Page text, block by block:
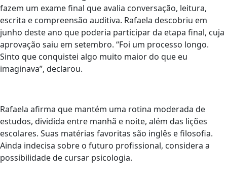
fazem um exame final que avalia conversação, leitura,
escrita e compreensão auditiva. Rafaela descobriu em
junho deste ano que poderia participar da etapa final, cuja
aprovação saiu em setembro. “Foi um processo longo.
Sinto que conquistei algo muito maior do que eu
imaginava”, declarou.
Rafaela afirma que mantém uma rotina moderada de
estudos, dividida entre manhã e noite, além das lições
escolares. Suas matérias favoritas são inglês e filosofia.
Ainda indecisa sobre o futuro profissional, considera a
possibilidade de cursar psicologia.